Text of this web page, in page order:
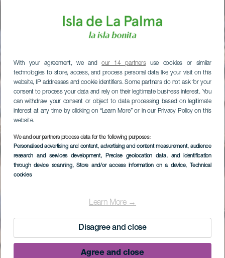
With your agreement, we andour 14 partnersuse cookies or similar
technologies to store, access, and process personal data like your visit on this
website, IP addresses and cookie identifiers. Some partners do not ask for your
consent to process your data and rely on their legitimate business interest. You
can withdraw your consent or object to data processing based on legitimate
interest at any time by clicking on “Learn More” or in our Privacy Policy on this
website.
We and our partners process data for the following purposes:
Personalised advertising and content, advertising and content measurement, audience
research and services development, Precise geolocation data, and identification
through device scanning, Store and/or access information on a device, Technical
cookies
Learn More →
Disagree and close
Agree and close